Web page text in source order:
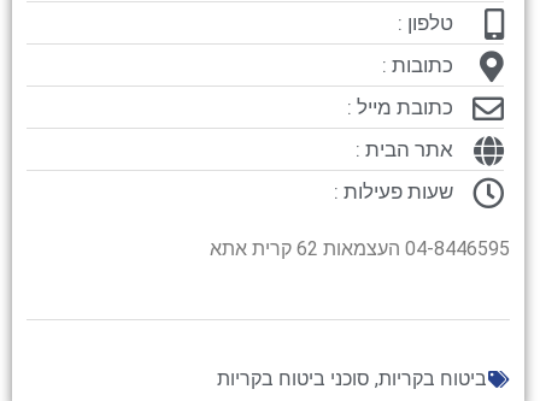
טלפון :
כתובות :
כתובת מייל :
אתר הבית :
שעות פעילות :
04-8446595 העצמאות 62 קרית אתא
ביטוח בקריות, סוכני ביטוח בקריות